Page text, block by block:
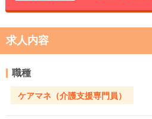
求人内容
職種
ケアマネ（介護支援専門員）